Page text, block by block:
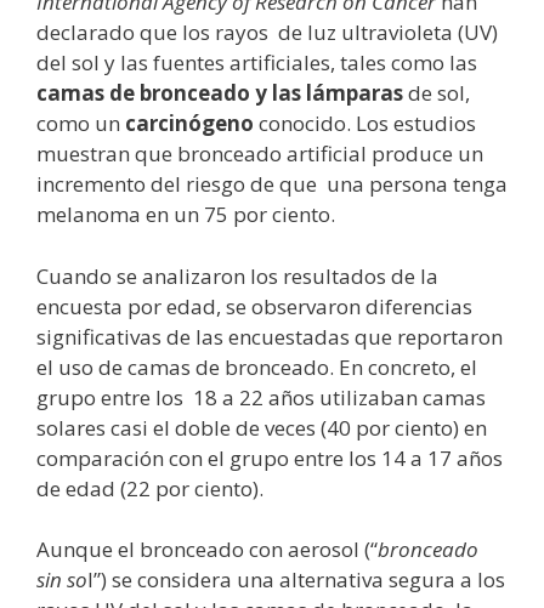
declarado que los rayos de luz ultravioleta (UV)
del sol y las fuentes artificiales, tales como las
camas de bronceado y las lámparasde sol,
como un carcinógeno conocido. Los estudios
muestran que bronceado artificial produce un
incremento del riesgo de que una persona tenga
melanoma en un 75 por ciento.
Cuando se analizaron los resultados de la
encuesta por edad, se observaron diferencias
significativas de las encuestadas que reportaron
el uso de camas de bronceado. En concreto, el
grupo entre los 18 a 22 años utilizaban camas
solares casi el doble de veces (40 por ciento) en
comparación con el grupo entre los 14 a 17 años
de edad (22 por ciento).
Aunque el bronceado con aerosol (“bronceado
sin sol”) se considera una alternativa segura a los